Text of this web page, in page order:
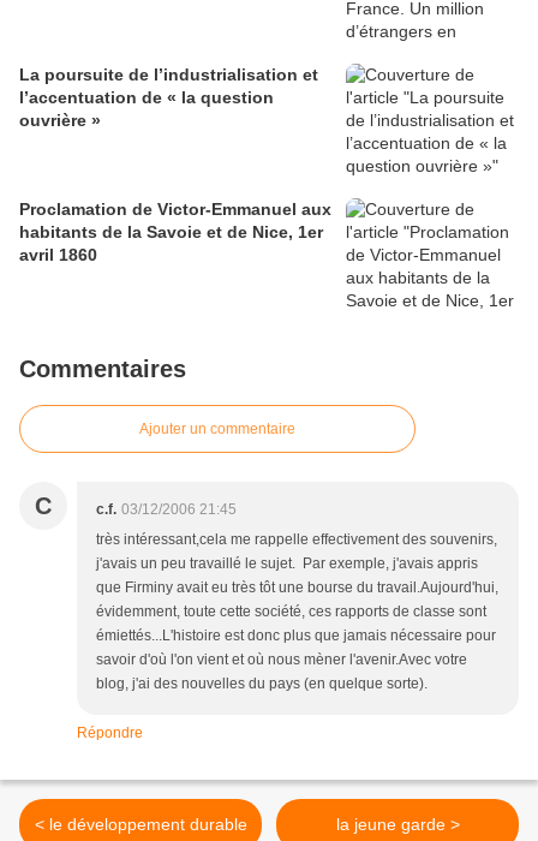
La poursuite de l’industrialisation et
l’accentuation de « la question
ouvrière »
Proclamation de Victor-Emmanuel aux
habitants de la Savoie et de Nice, 1er
avril 1860
Commentaires
Ajouter un commentaire
C c.f. 03/12/2006 21:45
très intéressant,cela me rappelle effectivement des souvenirs,
j'avais un peu travaillé le sujet. Par exemple, j'avais appris
que Firminy avait eu très tôt une bourse du travail.Aujourd'hui,
évidemment, toute cette société, ces rapports de classe sont
émiettés...L'histoire est donc plus que jamais nécessaire pour
savoir d'où l'on vient et où nous mèner l'avenir.Avec votre
blog, j'ai des nouvelles du pays (en quelque sorte).
Répondre
< le développement durable la jeune garde >